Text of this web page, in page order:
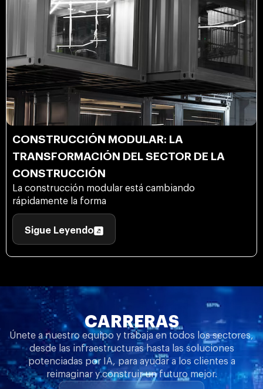
CONSTRUCCIÓN MODULAR: LA
TRANSFORMACIÓN DEL SECTOR DE LA
CONSTRUCCIÓN
La construcción modular está cambiando
rápidamente la forma
Sigue Leyendo
CARRERAS
Únete a nuestro equipo y trabaja en todos los sectores,
desde las infraestructuras hasta las soluciones
potenciadas por IA, para ayudar a los clientes a
reimaginar y construir un futuro mejor.